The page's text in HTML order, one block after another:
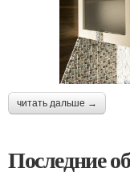
читать дальше →
Последние